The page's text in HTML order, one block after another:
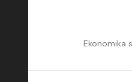
Ekonomika